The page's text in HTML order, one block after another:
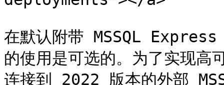
在默认附带 MSSQL Express
的使用是可选的。为了实现高
连接到 2022 版本的外部